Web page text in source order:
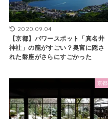
2020.09.04
【京都】パワースポット「真名井
神社」の龍がすごい？奥宮に隠さ
れた磐座がさらにすごかった
京都